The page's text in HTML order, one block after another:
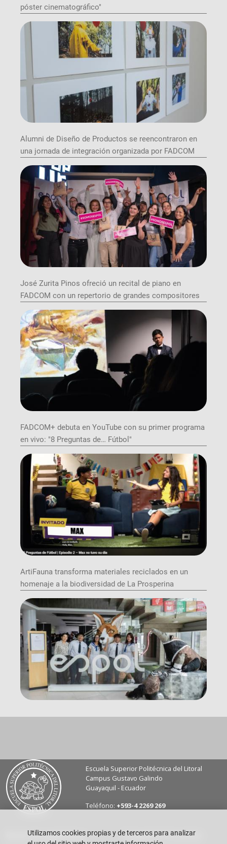
póster cinematográfico"
Alumni de Diseño de Productos se reencontraron en
una jornada de integración organizada por FADCOM
José Zurita Pinos ofreció un recital de piano en
FADCOM con un repertorio de grandes compositores
FADCOM+ debuta en YouTube con su primer programa
en vivo: "8 Preguntas de… Fútbol"
ArtiFauna transforma materiales reciclados en un
homenaje a la biodiversidad de La Prosperina
Utilizamos cookies propias y de terceros para analizar
Escuela Superior Politécnica del Litoral
Campus Gustavo Galindo
Guayaquil - Ecuador
Teléfono: +593-4 2269 269
Buzón de sugerencias Preguntas Frecuentes